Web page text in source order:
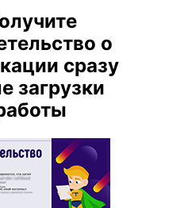
о
сразу
загрузки